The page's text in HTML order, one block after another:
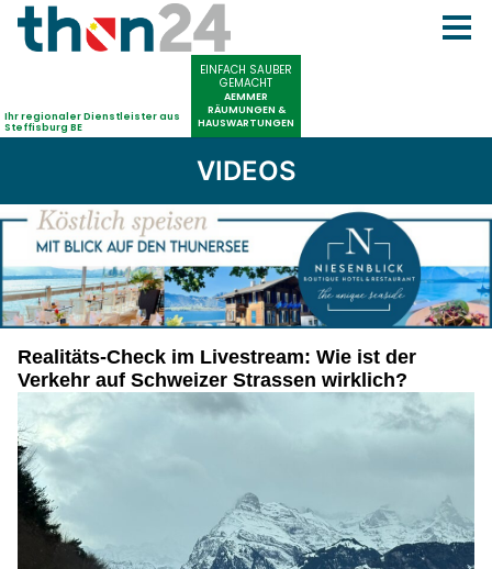
VIDEOS
Realitäts-Check im Livestream: Wie ist der
Verkehr auf Schweizer Strassen wirklich?